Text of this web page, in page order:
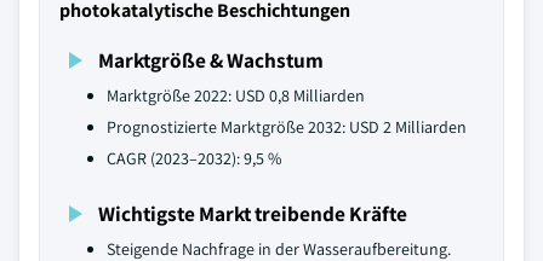
photokatalytische Beschichtungen
Marktgröße & Wachstum
Marktgröße 2022: USD 0,8 Milliarden
Prognostizierte Marktgröße 2032: USD 2 Milliarden
CAGR (2023–2032): 9,5 %
Wichtigste Markt treibende Kräfte
Steigende Nachfrage in der Wasseraufbereitung.